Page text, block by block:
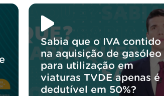
Sabia que o IVA contido
na aquisição de gasóleo
para utilização em
viaturas TVDE apenas é
dedutível em 50%?